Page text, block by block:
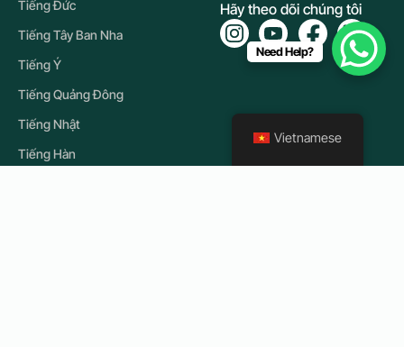
Tiếng Đức
Tiếng Tây Ban Nha
Tiếng Ý
Tiếng Quảng Đông
Tiếng Nhật
Tiếng Hàn
Hãy theo dõi chúng tôi
Need Help?
Vietnamese